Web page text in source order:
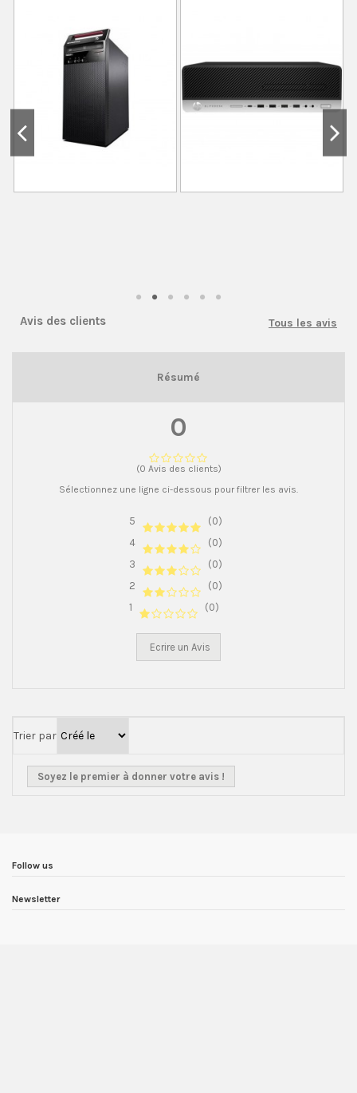
Avis des clients Tous les avis
Résumé
0
(0 Avis des clients)
Sélectionnez une ligne ci-dessous pour filtrer les avis.
5
(0)
4
(0)
3
(0)
2
(0)
1
(0)
Ecrire un Avis
Trier par
Soyez le premier à donner votre avis !
Follow us
Newsletter